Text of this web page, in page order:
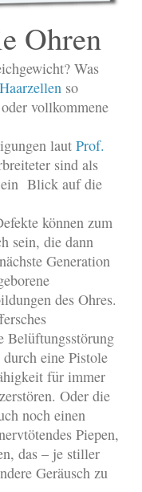
Ohren
Was
Haarzellen so
vollkommene
laut Prof.
sind als
ein Blick auf die
können zum
sein, die dann
Generation
des Ohres.
Belüftungsstörung
eine Pistole
für immer
Oder die
noch einen
Piepen,
das – je stiller
Geräusch zu